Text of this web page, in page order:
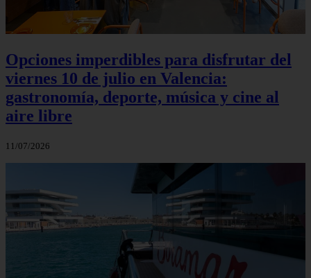
Opciones imperdibles para disfrutar del
viernes 10 de julio en Valencia:
gastronomía, deporte, música y cine al
aire libre
11/07/2026